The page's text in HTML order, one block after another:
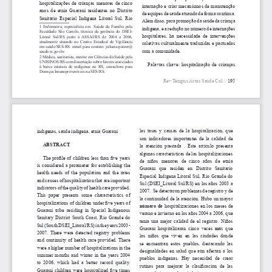
Rev Tempus Actas Saúde Col // 195
hospitalizações de crianças menores de cinco
anos  de  etnia  Guarani  residentes  no  Distrito
Sanitário  Especial  Indígena  Litoral  Sul,  Rio
1  Enfermeira,  especialista  em    Saúde  da  Família  pela
Faculdade São Camilo, técnica da gerência do DSEI-
Litoral  Sul/RS  junto  à  ASSAI/RS  de  2004  a  2006,
atualmente  atuando  no  Centro  Estadual  de  Vigilância
em saúde/SES-RS. email para contato: juliana-patzer@
saude.rs.gov.br
2 Médica, sanitarista, mestre em Ciências da Saúde pela
UNISINOS/RS com dissertação sobre fatores associados
à baixa estatura de indígenas no RS, consultora para
Doenças Imunopreveníveis na SES/RS.
internação e criar mecanismos de manutenção
de equipes de saúde atuando de forma continua.
Além disso, para promoção da saúde da criança
indígena, e a redução no número de internações
hospitalares,  há  necessidade  de  intervenções
coletivas culturalmente traduzidas e pactuadas
com a comunidade.
Palavras chave: hospitalização de crianças
indígenas, saúde indígena, etnia Guarani
ABSTRACT
The profile of children less than five years
is considered a parameter for establishing the
health needs of the population and the rates
and causes of hospitalization that are important
indicators of the quality of health care provided.
This  paper  presents  some  characteristics  of
hospitalizations of children under five years of
Guarani tribe residing in Special Indigenous
Sanitary District South Coast, Rio Grande do
Sul (South DSEI_Litoral/RS) in the years 2003-
2007. There were detected registry problems
and continuity of health care provided. There
were a higher number of hospitalizations in the
summer months and winter in the years 2004
to  2006,  which  had  a  better  record  quality.
Guarani children were hospitalized five times
las tasas y causas de la hospitalización, que
son  indicadores  importantes  de  la  calidad  de
la  atención  prestada  .  Este  artículo  presenta
algunas características de las hospitalizaciones
de  niños  menores  de  cinco  años  de  etnia
Guaraní  que  residen  en  Distrito  Sanitario
Especial  Indígena  Litoral  Sul,  Rio  Grande  do
Sul (DSEI_Litoral Sul/RS) en los años 2003 a
2007.  Se detectaron problemas de registro y de
la continuidad de la atención. Hubo un mayor
número  de hospitalizaciones en los meses de
verano e invierno en los años 2004 a 2006, que
tenía una mejor calidad de el registro. Niños
Guaraní hospitalizaran cinco veces
  más
que
los  niños  que  viven  en  las  ciudades  donde
se  encuentran  estos  pueblos,  destacando  las
desigualdades en salud que aún afectan a los
pueblos  indígenas.  Hay  necesidad  de  crear
rutinas  para  mejorar  la  clasificación  de  las